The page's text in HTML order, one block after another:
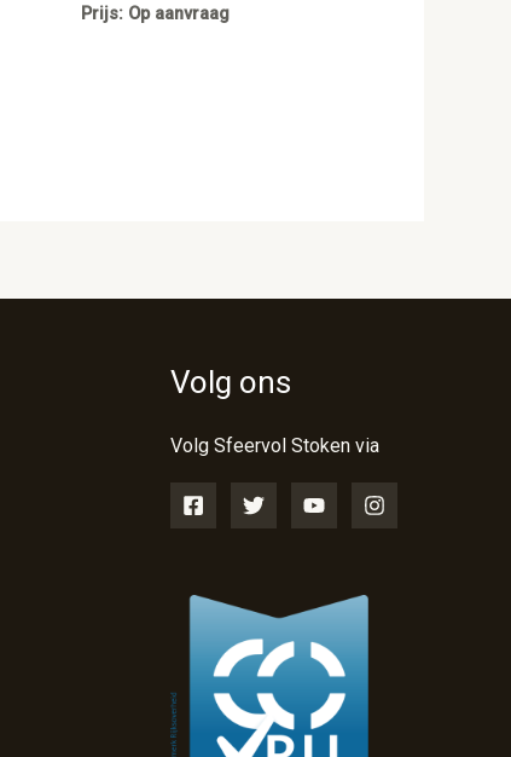
Prijs: Op aanvraag
Volg ons
Volg Sfeervol Stoken via